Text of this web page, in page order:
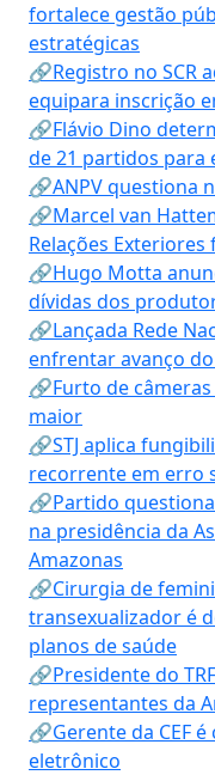
fortalece gestão
estratégicas
🔗Registro no SCR
equipara inscrição
🔗Flávio Dino
de 21 partidos para
🔗ANPV questiona
🔗Marcel van
Relações
🔗Hugo Motta
dívidas dos
🔗Lançada Rede
enfrentar avanço
🔗Furto de
maior
🔗STJ aplica
recorrente em erro
🔗Partido
na presidência da
Amazonas
🔗Cirurgia de
transexualizador é
planos de saúde
🔗Presidente do
representantes da
🔗Gerente da CEF
eletrônico